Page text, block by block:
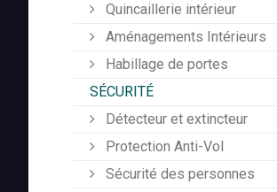
Quincaillerie intérieur
Aménagements Intérieurs
Habillage de portes
SÉCURITÉ
Détecteur et extincteur
Protection Anti-Vol
Sécurité des personnes